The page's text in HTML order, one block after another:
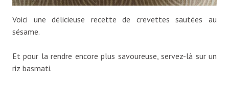
Voici une délicieuse recette de crevettes sautées au
sésame.
Et pour la rendre encore plus savoureuse, servez-là sur un
riz basmati.